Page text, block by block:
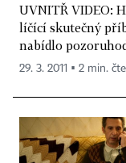
UVNITŘ VIDEO:
líčící skutečný
nabídlo
29. 3. 2011 ▪ 2 min.